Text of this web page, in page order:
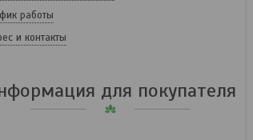
работы
и контакты
для покупателя